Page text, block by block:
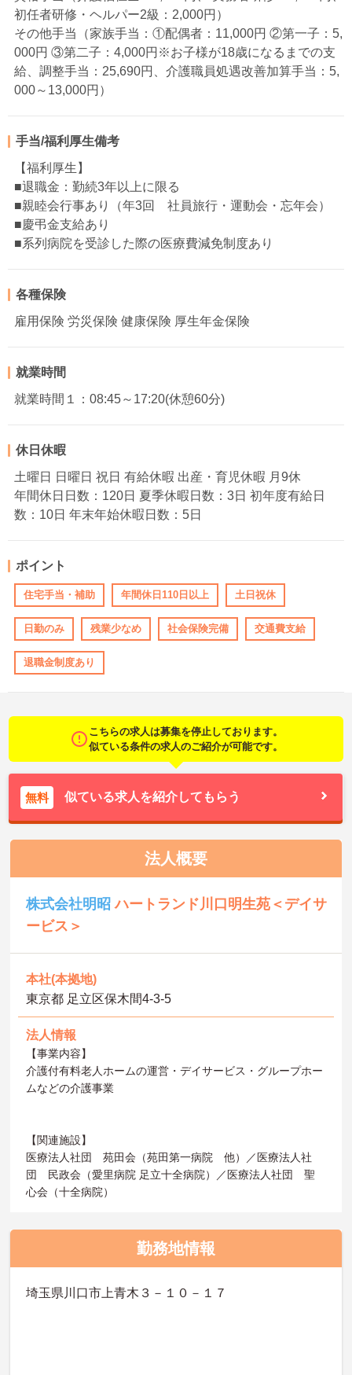
初任者研修・ヘルパー2級：2,000円）
その他手当（家族手当：①配偶者：11,000円 ②第一子：5,
000円 ③第二子：4,000円※お子様が18歳になるまでの支
給、調整手当：25,690円、介護職員処遇改善加算手当：5,
000～13,000円）
手当/福利厚生備考
【福利厚生】
■退職金：勤続3年以上に限る
■親睦会行事あり（年3回 社員旅行・運動会・忘年会）
■慶弔金支給あり
■系列病院を受診した際の医療費減免制度あり
各種保険
雇用保険 労災保険 健康保険 厚生年金保険
就業時間
就業時間１：08:45～17:20(休憩60分)
休日休暇
土曜日 日曜日 祝日 有給休暇 出産・育児休暇 月9休
年間休日日数：120日 夏季休暇日数：3日 初年度有給日
数：10日 年末年始休暇日数：5日
ポイント
住宅手当・補助 年間休日110日以上 土日祝休
日勤のみ 残業少なめ 社会保険完備 交通費支給
退職金制度あり
こちらの求人は募集を停止しております。
似ている条件の求人のご紹介が可能です。
無料 似ている求人を紹介してもらう
法人概要
株式会社明昭ハートランド川口明生苑＜デイサ
ービス＞
本社(本拠地)
東京都 足立区保木間4-3-5
法人情報
【事業内容】
介護付有料老人ホームの運営・デイサービス・グループホー
ムなどの介護事業
【関連施設】
医療法人社団 苑田会（苑田第一病院 他）／医療法人社
団 民政会（愛里病院 足立十全病院）／医療法人社団 聖
心会（十全病院）
勤務地情報
埼玉県川口市上青木３－１０－１７